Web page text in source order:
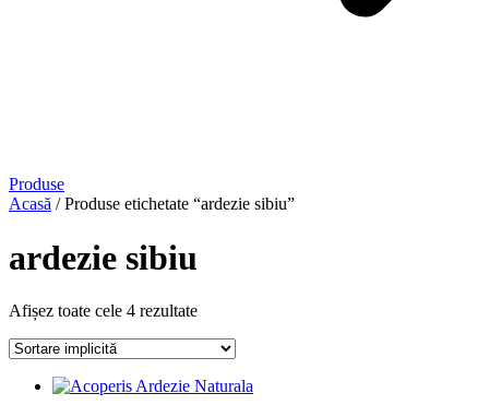
Produse
Acasă / Produse etichetate “ardezie sibiu”
ardezie sibiu
Afișez toate cele 4 rezultate